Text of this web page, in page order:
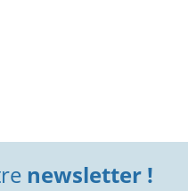
newsletter !